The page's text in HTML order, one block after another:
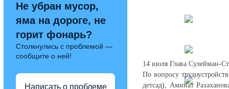
Не убран мусор,
яма на дороге, не
горит фонарь?
Столкнулись с проблемой —
сообщите о ней!
Написать о проблеме
14 июля Глава Сулейман-
По вопросу
детсад), Аминат